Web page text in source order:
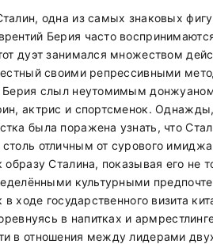
одна из самых знаковых
Берия часто
дуэт занимался множеством
своими репрессивными
слыл неутомимым
актрис и спортсменок.
была поражена узнать, что
отличным от сурового
Сталина, показывая его не
культурными
в ходе государственного визита
в напитках и
в отношения между лидерами